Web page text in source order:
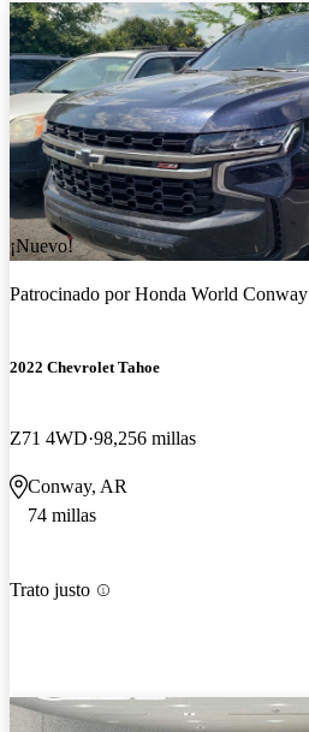
¡Nuevo!
Patrocinado porHonda World Conway
2022 Chevrolet Tahoe
Z71 4WD 98,256 millas
Conway, AR
74 millas
Trato justo